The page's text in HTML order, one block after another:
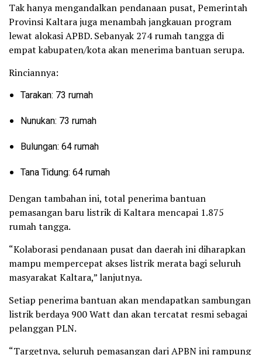
Tak hanya mengandalkan pendanaan pusat, Pemerintah
Provinsi Kaltara juga menambah jangkauan program
lewat alokasi APBD. Sebanyak 274 rumah tangga di
empat kabupaten/kota akan menerima bantuan serupa.
Rinciannya:
Tarakan: 73 rumah
Nunukan: 73 rumah
Bulungan: 64 rumah
Tana Tidung: 64 rumah
Dengan tambahan ini, total penerima bantuan
pemasangan baru listrik di Kaltara mencapai 1.875
rumah tangga.
“Kolaborasi pendanaan pusat dan daerah ini diharapkan
mampu mempercepat akses listrik merata bagi seluruh
masyarakat Kaltara,” lanjutnya.
Setiap penerima bantuan akan mendapatkan sambungan
listrik berdaya 900 Watt dan akan tercatat resmi sebagai
pelanggan PLN.
“Targetnya, seluruh pemasangan dari APBN ini rampung